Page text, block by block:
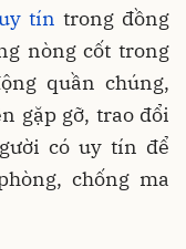
tín trong đồng
nòng cốt trong
quần chúng,
gặp gỡ, trao đổi
có uy tín để
chống ma